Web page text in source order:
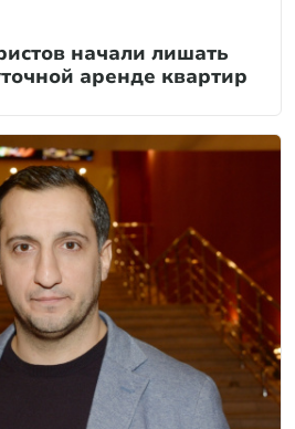
начали лишать
аренде квартир